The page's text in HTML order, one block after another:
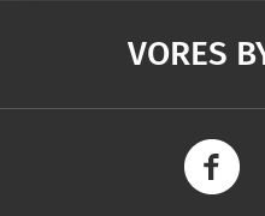
VORES